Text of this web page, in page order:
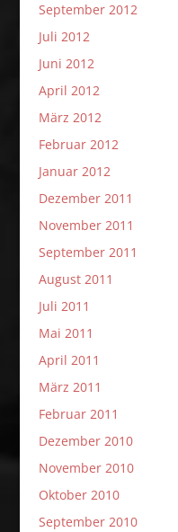
September 2012
Juli 2012
Juni 2012
April 2012
März 2012
Februar 2012
Januar 2012
Dezember 2011
November 2011
September 2011
August 2011
Juli 2011
Mai 2011
April 2011
März 2011
Februar 2011
Dezember 2010
November 2010
Oktober 2010
September 2010